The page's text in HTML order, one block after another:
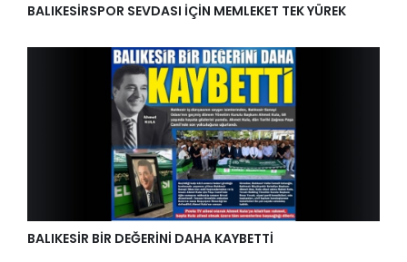
BALIKESİRSPOR SEVDASI İÇİN MEMLEKET TEK YÜREK
BALIKESİR BİR DEĞERİNİ DAHA KAYBETTİ